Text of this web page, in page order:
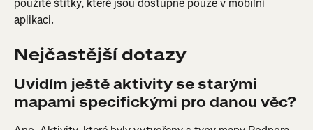
použité štítky, které jsou dostupné pouze v mobilní
aplikaci.
Nejčastější dotazy
Uvidím ještě aktivity se starými
mapami specifickými pro danou věc?